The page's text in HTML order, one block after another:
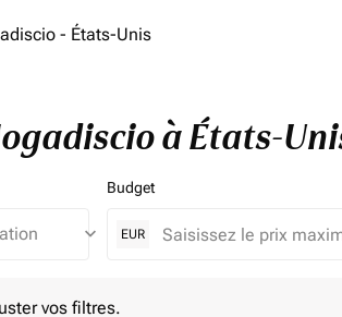
- États-Unis
à États-
keyboard_arrow_down
Budget
EUR
vos filtres.